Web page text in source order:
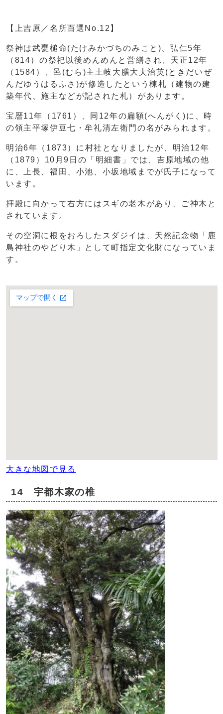
【上吉原／名所百選No.12】
祭神は武甕槌命(たけみかづちのみこと)、弘仁5年
（814）の祭祀以後めんめんと営繕され、天正12年
（1584）、邑(むら)主土岐大膳大夫治英(ときだいぜ
んだゆうはるふさ)が修造したという棟札（建物の建
築年代、施主などが記された札）があります。
宝暦11年（1761）、同12年の扁額(へんがく)に、時
の領主平塚伊豆七・牟礼清左衛門の名がみられます。
明治6年（1873）に村社となりましたが、明治12年
（1879）10月9日の「明細書」では、吉原地域の他
に、上長、福田、小池、小坂地域までが氏子になって
います。
拝殿に向かって右方にはスギの老木があり、ご神木と
されています。
その空洞に根をおろしたスダジイは、天然記念物「鹿
島神社のやどり木」として町指定文化財になっていま
す。
大きな地図で見る
14 宇都木家の椎